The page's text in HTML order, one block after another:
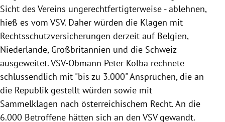
Sicht des Vereins ungerechtfertigterweise - ablehnen,
hieß es vom VSV. Daher würden die Klagen mit
Rechtsschutzversicherungen derzeit auf Belgien,
Niederlande, Großbritannien und die Schweiz
ausgeweitet. VSV-Obmann Peter Kolba rechnete
schlussendlich mit "bis zu 3.000" Ansprüchen, die an
die Republik gestellt würden sowie mit
Sammelklagen nach österreichischem Recht. An die
6.000 Betroffene hätten sich an den VSV gewandt.